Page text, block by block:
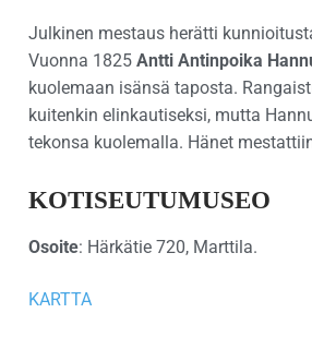
Julkinen mestaus herätti
Vuonna 1825 Antti Antinpoika
kuolemaan isänsä taposta.
kuitenkin elinkautiseksi, mutta
tekonsa kuolemalla. Hänet
KOTISEUTUMUSEO
Osoite: Härkätie 720, Marttila.
KARTTA